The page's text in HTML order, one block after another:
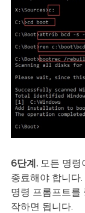
6단계.모든 명령
종료해야 합니다.
명령 프롬프트를
작하면 됩니다.